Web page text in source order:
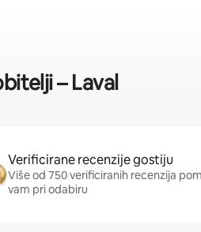
– Laval
Verificirane recenzije gostiju
Više od 750 verificiranih recenzija
vam pri odabiru